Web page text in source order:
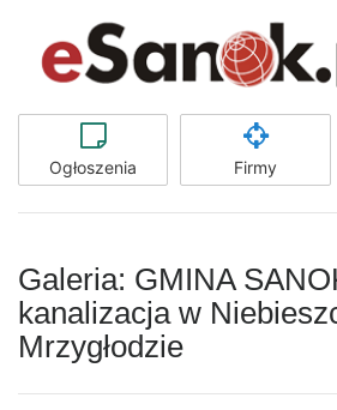
Ogłoszenia Firmy
Galeria: GMINA
kanalizacja w
Mrzygłodzie